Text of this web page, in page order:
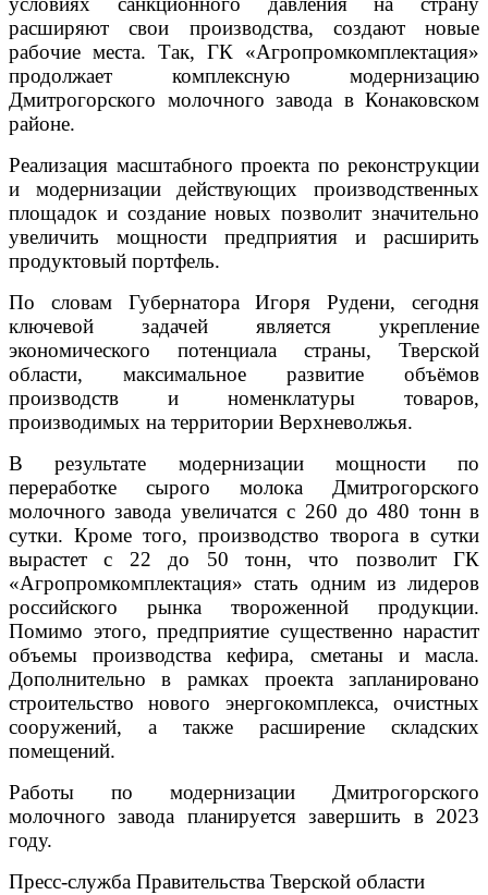
расширяют свои производства, создают новые
рабочие места. Так, ГК «Агропромкомплектация»
продолжает комплексную модернизацию
Дмитрогорского молочного завода в Конаковском
районе.
Реализация масштабного проекта по реконструкции
и модернизации действующих производственных
площадок и создание новых позволит значительно
увеличить мощности предприятия и расширить
продуктовый портфель.
По словам Губернатора Игоря Рудени, сегодня
ключевой задачей является укрепление
экономического потенциала страны, Тверской
области, максимальное развитие объёмов
производств и номенклатуры товаров,
производимых на территории Верхневолжья.
В результате модернизации мощности по
переработке сырого молока Дмитрогорского
молочного завода увеличатся с 260 до 480 тонн в
сутки. Кроме того, производство творога в сутки
вырастет с 22 до 50 тонн, что позволит ГК
«Агропромкомплектация» стать одним из лидеров
российского рынка твороженной продукции.
Помимо этого, предприятие существенно нарастит
объемы производства кефира, сметаны и масла.
Дополнительно в рамках проекта запланировано
строительство нового энергокомплекса, очистных
сооружений, а также расширение складских
помещений.
Работы по модернизации Дмитрогорского
молочного завода планируется завершить в 2023
году.
Пресс-служба Правительства Тверской области